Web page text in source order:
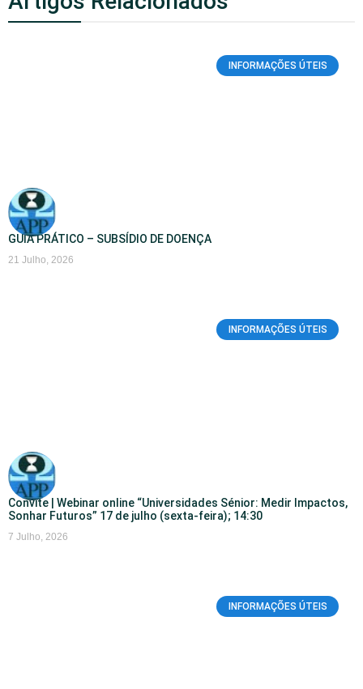
INFORMAÇÕES ÚTEIS
GUIA PRÁTICO – SUBSÍDIO DE DOENÇA
21 Julho, 2026
INFORMAÇÕES ÚTEIS
Convite | Webinar online “Universidades Sénior: Medir Impactos,
Sonhar Futuros” 17 de julho (sexta-feira); 14:30
7 Julho, 2026
INFORMAÇÕES ÚTEIS